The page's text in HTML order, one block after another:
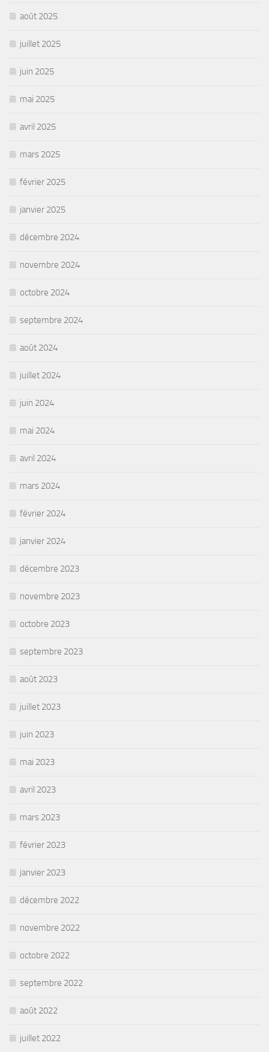
août 2025
juillet 2025
juin 2025
mai 2025
avril 2025
mars 2025
février 2025
janvier 2025
décembre 2024
novembre 2024
octobre 2024
septembre 2024
août 2024
juillet 2024
juin 2024
mai 2024
avril 2024
mars 2024
février 2024
janvier 2024
décembre 2023
novembre 2023
octobre 2023
septembre 2023
août 2023
juillet 2023
juin 2023
mai 2023
avril 2023
mars 2023
février 2023
janvier 2023
décembre 2022
novembre 2022
octobre 2022
septembre 2022
août 2022
juillet 2022